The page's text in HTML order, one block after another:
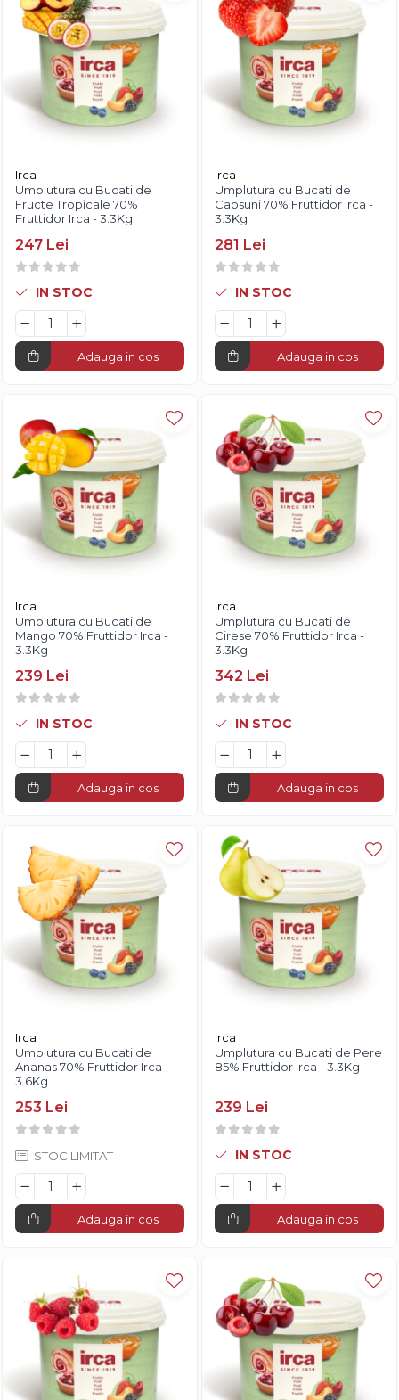
Alune de Padure
Arahide
Fructe Liofilizate
Fructe Confiate
Compot si Cocktail
Aroma Vanilie
Aroma Rom
Aroma Lamaie
Zahar
Isomalt
Crocant / Crumble
Lapte Condensat
Topping
Creme de Fructe
Umpluturi de Fructe
Bastonase Lemn
Gratare
Ustensile - Diverse
Irca
Umplutura cu Bucati de
Fructe Tropicale 70%
Fruttidor Irca - 3.3Kg
247 Lei
IN STOC
Adauga in cos
Irca
Umplutura cu Bucati de
Capsuni 70% Fruttidor Irca -
3.3Kg
281 Lei
IN STOC
Adauga in cos
Irca
Umplutura cu Bucati de
Mango 70% Fruttidor Irca -
3.3Kg
239 Lei
IN STOC
Adauga in cos
Irca
Umplutura cu Bucati de
Cirese 70% Fruttidor Irca -
3.3Kg
342 Lei
IN STOC
Adauga in cos
Irca
Umplutura cu Bucati de
Ananas 70% Fruttidor Irca -
3.6Kg
253 Lei
STOC LIMITAT
Adauga in cos
Irca
Umplutura cu Bucati de Pere
85% Fruttidor Irca - 3.3Kg
239 Lei
IN STOC
Adauga in cos